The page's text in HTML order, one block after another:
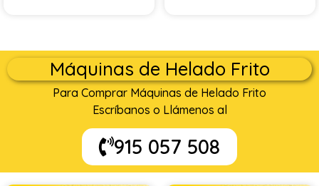
Máquinas de Helado Frito
Para Comprar Máquinas de Helado Frito
Escríbanos o Llámenos al
915 057 508